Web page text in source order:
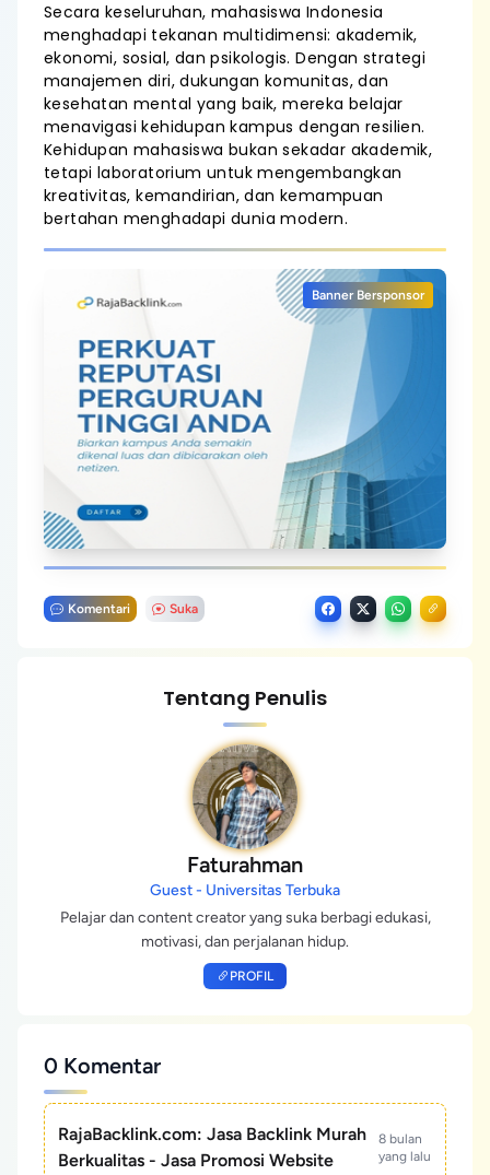
Secara keseluruhan, mahasiswa Indonesia
menghadapi tekanan multidimensi: akademik,
ekonomi, sosial, dan psikologis. Dengan strategi
manajemen diri, dukungan komunitas, dan
kesehatan mental yang baik, mereka belajar
menavigasi kehidupan kampus dengan resilien.
Kehidupan mahasiswa bukan sekadar akademik,
tetapi laboratorium untuk mengembangkan
kreativitas, kemandirian, dan kemampuan
bertahan menghadapi dunia modern.
Banner Bersponsor
Komentari Suka
Tentang Penulis
Faturahman
Guest - Universitas Terbuka
Pelajar dan content creator yang suka berbagi edukasi,
motivasi, dan perjalanan hidup.
PROFIL
0 Komentar
RajaBacklink.com: Jasa Backlink Murah
Berkualitas - Jasa Promosi Website
8 bulan
yang lalu